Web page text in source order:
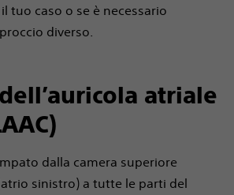
tuo caso o se è necessario
diverso.
atriale
dalla camera superiore
sinistro) a tutte le parti del